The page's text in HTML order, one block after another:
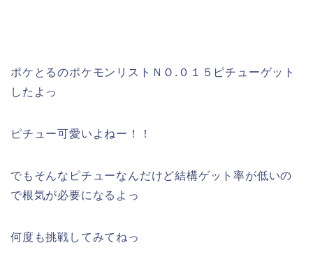
ポケとるのポケモンリストＮＯ.０１５ピチューゲット
したよっ
ピチュー可愛いよねー！！
でもそんなピチューなんだけど結構ゲット率が低いの
で根気が必要になるよっ
何度も挑戦してみてねっ